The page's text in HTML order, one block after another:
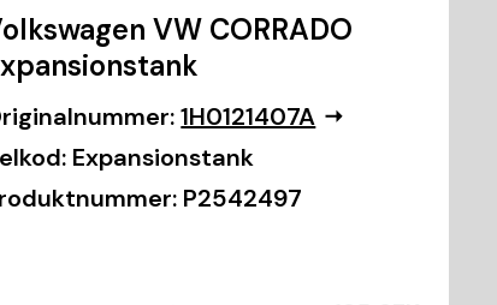
VW CORRADO
1H0121407A
Expansionstank
P2542497